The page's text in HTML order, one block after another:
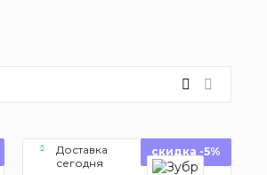
Доставка
сегодня
скидка -5%